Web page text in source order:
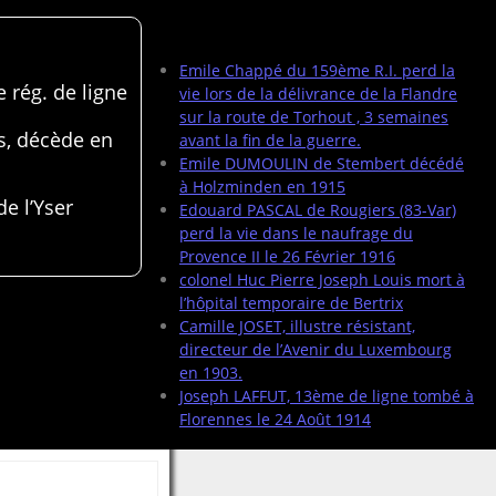
Emile Chappé du 159ème R.I. perd la
vie lors de la délivrance de la Flandre
sur la route de Torhout , 3 semaines
avant la fin de la guerre.
Emile DUMOULIN de Stembert décédé
à Holzminden en 1915
Edouard PASCAL de Rougiers (83-Var)
perd la vie dans le naufrage du
Provence II le 26 Février 1916
colonel Huc Pierre Joseph Louis mort à
l’hôpital temporaire de Bertrix
Camille JOSET, illustre résistant,
directeur de l’Avenir du Luxembourg
en 1903.
Joseph LAFFUT, 13ème de ligne tombé à
Florennes le 24 Août 1914
rég. de ligne
décède en
l’Yser